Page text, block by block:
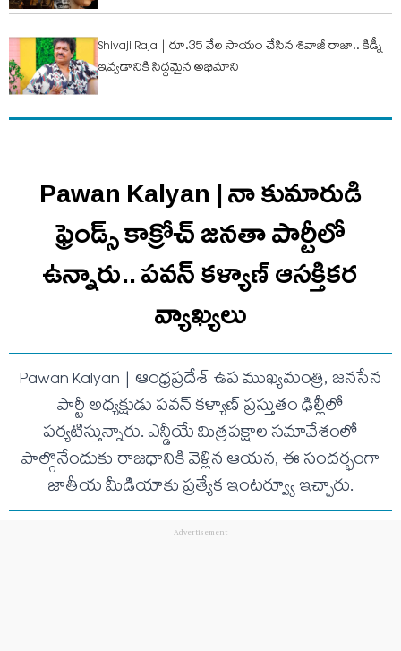
Shivaji Raja | రూ.35 వేల సాయం చేసిన శివాజీ రాజా.. కిడ్నీ
ఇవ్వడానికి సిద్ధమైన అభిమాని
Pawan Kalyan | నా కుమారుడి
ఫ్రెండ్స్ కాక్రోచ్ జనతా పార్టీలో
ఉన్నారు.. ప‌వ‌న్ క‌ళ్యాణ్ ఆసక్తిక‌ర
వ్యాఖ్య‌లు
Pawan Kalyan | ఆంధ్రప్రదేశ్ ఉప ముఖ్యమంత్రి, జనసేన
పార్టీ అధ్యక్షుడు పవన్ కళ్యాణ్ ప్రస్తుతం ఢిల్లీలో
పర్యటిస్తున్నారు. ఎన్డీయే మిత్రపక్షాల సమావేశంలో
పాల్గొనేందుకు రాజధానికి వెళ్లిన ఆయన, ఈ సందర్భంగా
జాతీయ మీడియాకు ప్రత్యేక ఇంటర్వ్యూ ఇచ్చారు.